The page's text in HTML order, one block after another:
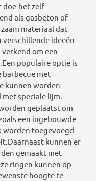
het-zelf-
als gasbeton of
materiaal dat
verschillende ideeën
om een
populaire optie is
barbecue met
kunnen worden
speciale lijm.
geplaatst om
een ingebouwde
worden toegevoegd
kunnen er
gemaakt met
ringen kunnen op
hoogte te